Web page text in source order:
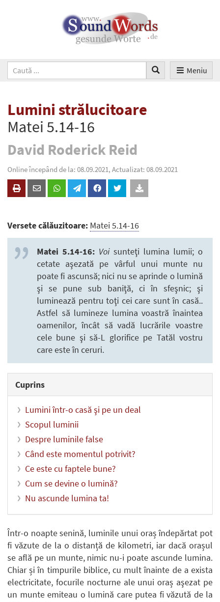
Meniu
Lumini strălucitoare
Matei 5.14-16
David Roderick Reid
Online începând de la: 08.09.2021, Actualizat: 08.09.2021
Versete călăuzitoare: Matei 5.14-16
Matei 5.14-16: Voisunteţi lumina lumii; o
cetate aşezată pe vârful unui munte nu
poate fi ascunsă; nici nu se aprinde o lumină
şi se pune sub baniţă, ci în sfeşnic; şi
luminează pentru toţi cei care sunt în casă..
Astfel să lumineze lumina voastră înaintea
oamenilor, încât să vadă lucrările voastre
cele bune şi să-L glorifice pe Tatăl vostru
care este în ceruri.
Cuprins
Lumini într-o casă şi pe un deal
Scopul luminii
Despre luminile false
Când este momentul potrivit?
Ce este cu faptele bune?
Cum se devine o lumină?
Nu ascunde lumina ta!
Într-o noapte senină, luminile unui oraș îndepărtat pot
fi văzute de la o distanță de kilometri, iar dacă orașul
se află pe un munte, nimic nu-i poate ascunde lumina.
Chiar și în timpurile biblice, cu mult înainte de a exista
electricitate, focurile nocturne ale unui oraș aşezat pe
un munte emiteau o lumină care putea fi văzută de la